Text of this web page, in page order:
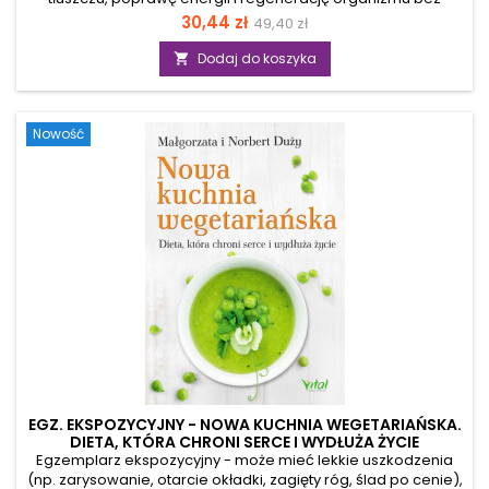
ciężkiej głodówki. Jeśli masz dość nieskutecznych diet i
czujesz, że twój metabolizm zwolnił, ten poradnik pokaże ci,
jak w zaledwie 5 dni wprowadzić ciało w tryb spalania
tłuszczu i odnowy komórkowej. Dzięki metodzie diety
imitującej post (FMD) jesz lekkie, roślinne posiłki, a twój
uruchamiasz autofagię – naturalny proces oczyszczania...
Cena
30,44 zł Cena
podstawowa
49,40 zł
 Dodaj do koszyka
Nowość
EGZ. EKSPOZYCYJNY - NOWA KUCHNIA WEGETARIAŃSKA.
DIETA, KTÓRA CHRONI SERCE I WYDŁUŻA ŻYCIE
Egzemplarz ekspozycyjny - może mieć lekkie uszkodzenia
(np. zarysowanie, otarcie okładki, zagięty róg, ślad po cenie),